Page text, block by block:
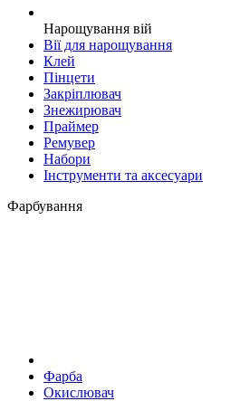
Нарощування вій
Вії для нарощування
Клей
Пінцети
Закріплювач
Знежирювач
Праймер
Ремувер
Набори
Інструменти та аксесуари
Фарбування
Фарба
Окислювач